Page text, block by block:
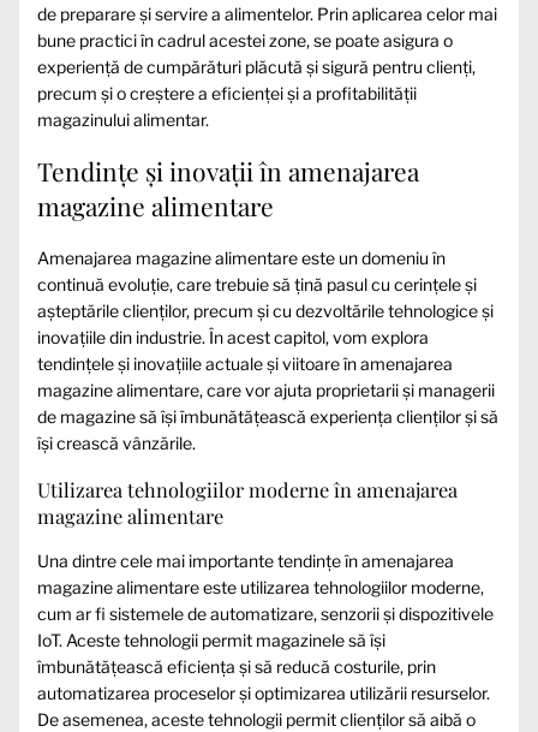
de preparare și servire a alimentelor. Prin aplicarea celor mai
bune practici în cadrul acestei zone, se poate asigura o
experiență de cumpărături plăcută și sigură pentru clienți,
precum și o creștere a eficienței și a profitabilității
magazinului alimentar.
Tendințe și inovații în amenajarea
magazine alimentare
Amenajarea magazine alimentare este un domeniu în
continuă evoluție, care trebuie să țină pasul cu cerințele și
așteptările clienților, precum și cu dezvoltările tehnologice și
inovațiile din industrie. În acest capitol, vom explora
tendințele și inovațiile actuale și viitoare în amenajarea
magazine alimentare, care vor ajuta proprietarii și managerii
de magazine să își îmbunătățească experiența clienților și să
își crească vânzările.
Utilizarea tehnologiilor moderne în amenajarea
magazine alimentare
Una dintre cele mai importante tendințe în amenajarea
magazine alimentare este utilizarea tehnologiilor moderne,
cum ar fi sistemele de automatizare, senzorii și dispozitivele
IoT. Aceste tehnologii permit magazinele să își
îmbunătățească eficiența și să reducă costurile, prin
automatizarea proceselor și optimizarea utilizării resurselor.
De asemenea, aceste tehnologii permit clienților să aibă o